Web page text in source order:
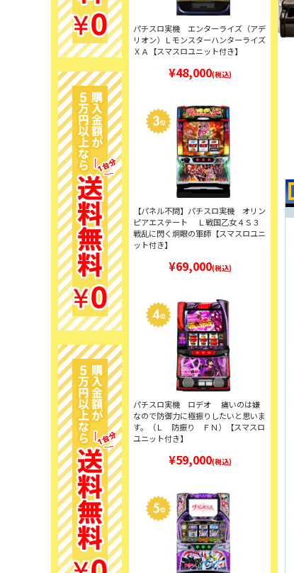
パチスロ実機 エンターライズ（アデ
リオン）Ｌモンスターハンターライズ
ＸＡ【スマスロユニット付き】
¥48,000(税込)
【パネル不問】パチスロ実機 オリン
ピアエステート Ｌ戦国乙女４Ｓ３
戦乱に閃く炯眼の軍師【スマスロユニ
ット付き】
¥69,000(税込)
パチスロ実機 ロデオ 痛いのは嫌
なので防御力に極振りしたいと思いま
す。（Ｌ 防振り ＦＮ）【スマスロ
ユニット付き】
¥59,000(税込)